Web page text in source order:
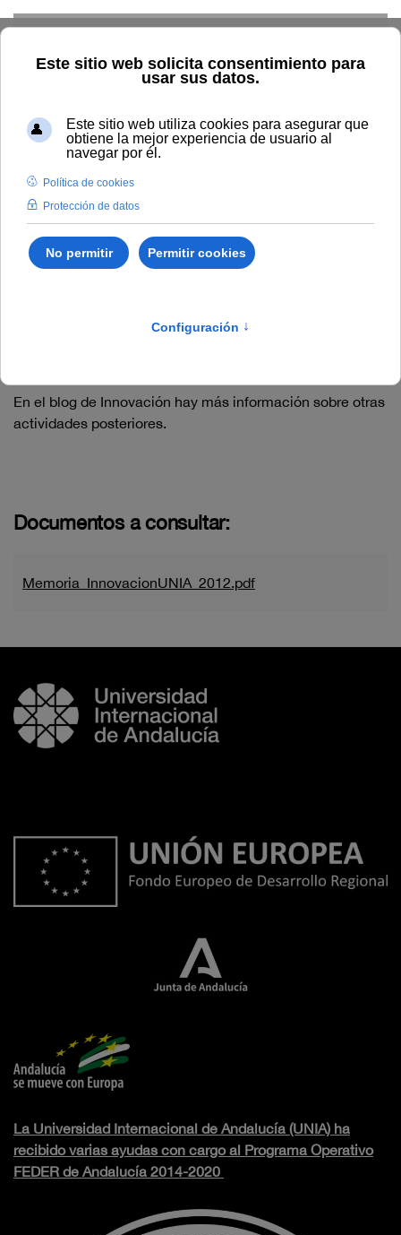
Inicio Innovación
Fomento y gestión de la innovación
colaborativa
Resultados
Resultados
Los principales resultados del primer año de puesta en
En el blog de Innovación hay más información sobre otras
actividades posteriores.
Documentos a consultar:
Memoria_InnovacionUNIA_2012.pdf
La Universidad Internacional de Andalucía (UNIA) ha
recibido varias ayudas con cargo al Programa Operativo
FEDER de Andalucía 2014-2020